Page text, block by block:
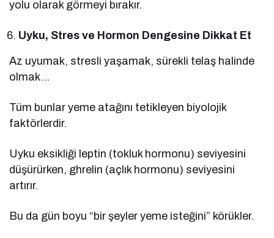
yolu olarak görmeyi bırakır.
Uyku, Stres ve Hormon Dengesine Dikkat Et
Az uyumak, stresli yaşamak, sürekli telaş halinde
olmak…
Tüm bunlar yeme atağını tetikleyen biyolojik
faktörlerdir.
Uyku eksikliği leptin (tokluk hormonu) seviyesini
düşürürken, ghrelin (açlık hormonu) seviyesini
artırır.
Bu da gün boyu “bir şeyler yeme isteğini” körükler.